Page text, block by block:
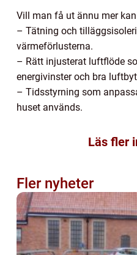
Vill man få ut ännu mer
– Tätning och
värmeförlusterna.
– Rätt injusterat luftflöde
energivinster och bra
– Tidsstyrning som
huset används.
Läs fler
Fler nyheter